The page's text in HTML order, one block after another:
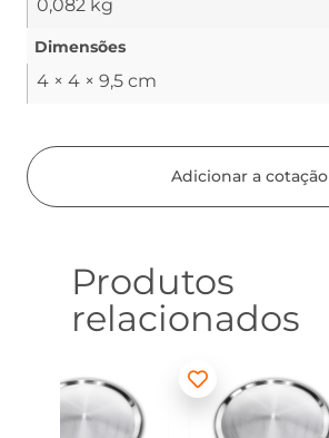
0,082 kg
Dimensões
4 × 4 × 9,5 cm
Adicionar a cotação
Produtos
relacionados